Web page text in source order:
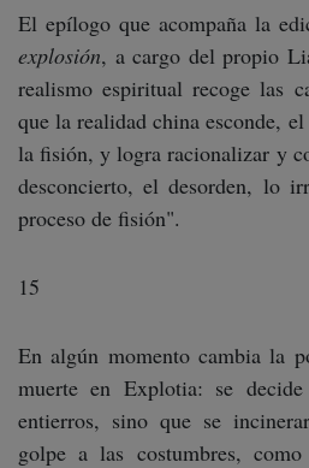
El epílogo que acompaña la
explosión, a cargo del propio
realismo espiritual recoge las
que la realidad china esconde,
la fisión, y logra racionalizar y
desconcierto, el desorden, lo
proceso de fisión".
15
En algún momento cambia la
muerte en Explotia: se
entierros, sino que se
golpe a las costumbres,